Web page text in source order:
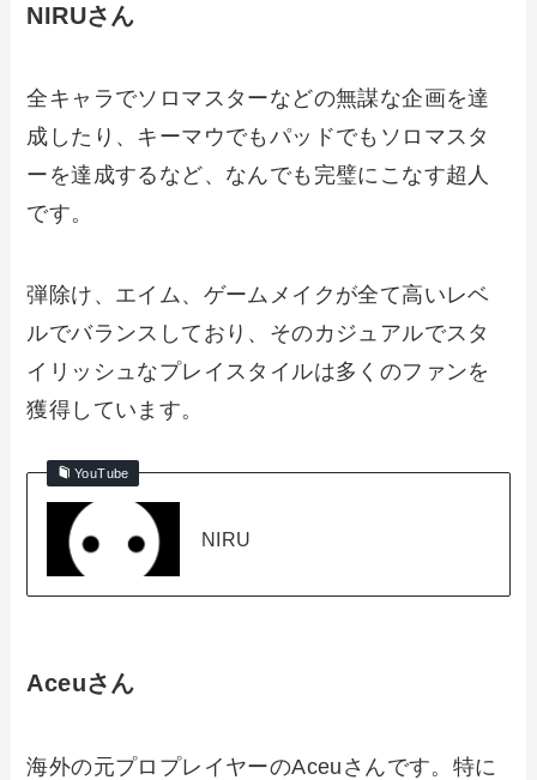
NIRUさん
全キャラでソロマスターなどの無謀な企画を達
成したり、キーマウでもパッドでもソロマスタ
ーを達成するなど、なんでも完璧にこなす超人
です。
弾除け、エイム、ゲームメイクが全て高いレベ
ルでバランスしており、そのカジュアルでスタ
イリッシュなプレイスタイルは多くのファンを
獲得しています。
YouTube
NIRU
Aceuさん
海外の元プロプレイヤーのAceuさんです。特に